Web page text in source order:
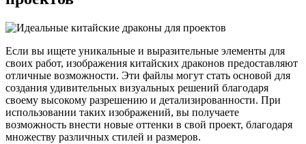
Если вы ищете уникальные и выразительные элементы для
своих работ, изображения китайских драконов предоставляют
отличные возможности. Эти файлы могут стать основой для
создания удивительных визуальных решений благодаря
своему высокому разрешению и детализированности. При
использовании таких изображений, вы получаете
возможность внести новые оттенки в свой проект, благодаря
множеству различных стилей и размеров.